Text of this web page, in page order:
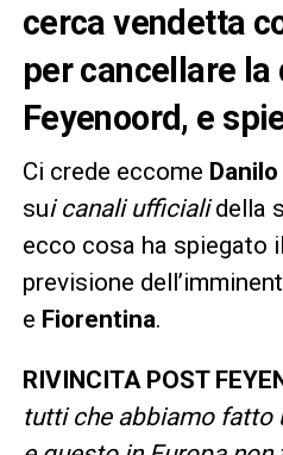
cerca vendetta
per cancellare la
Feyenoord, e
Ci crede eccome
sui canali ufficialidella
ecco cosa ha spiegato
previsione
e Fiorentina.
RIVINCITA POST
tutti che abbiamo